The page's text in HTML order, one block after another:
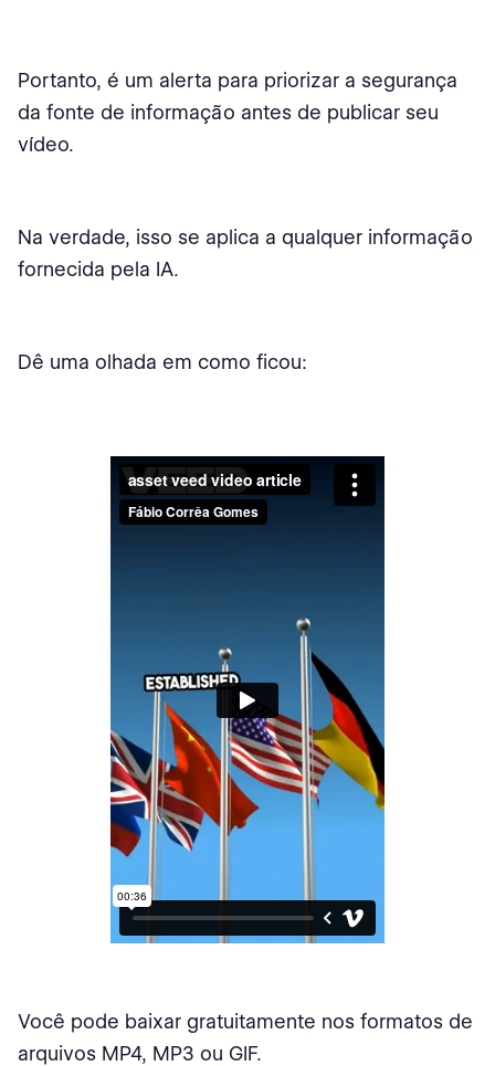
Portanto, é um alerta para priorizar a segurança
da fonte de informação antes de publicar seu
vídeo.
Na verdade, isso se aplica a qualquer informação
fornecida pela IA.
Dê uma olhada em como ficou:
Você pode baixar gratuitamente nos formatos de
arquivos MP4, MP3 ou GIF.